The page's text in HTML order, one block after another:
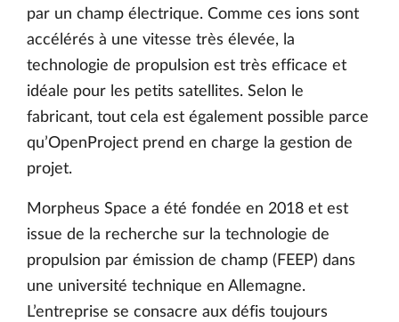
par un champ électrique. Comme ces ions sont
accélérés à une vitesse très élevée, la
technologie de propulsion est très efficace et
idéale pour les petits satellites. Selon le
fabricant, tout cela est également possible parce
qu’OpenProject prend en charge la gestion de
projet.
Morpheus Space a été fondée en 2018 et est
issue de la recherche sur la technologie de
propulsion par émission de champ (FEEP) dans
une université technique en Allemagne.
L’entreprise se consacre aux défis toujours